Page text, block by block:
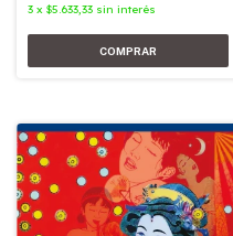
3 x $5.633,33 sin interés